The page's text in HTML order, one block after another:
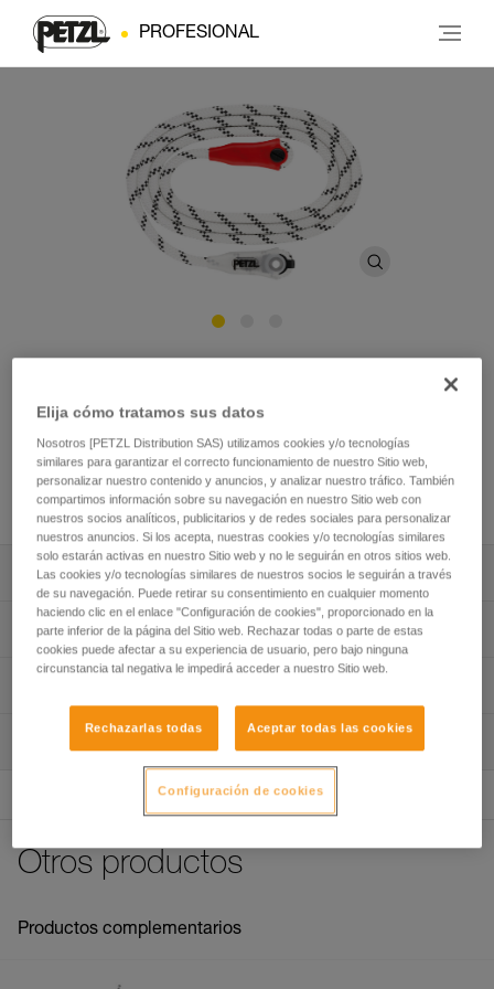
PROFESIONAL
Cuerda de recambio para los elementos de amarre
GRILLON disponibles en siete longitudes.
Descripción
Siete longitudes a escoger:
- Longitudes de 2, 3, 4 y 5 metros para los elementos de
amarre GRILLON destinados al posicionamiento en el
- Longitudes de 5, 10, 15 y 20 metros para los elementos
de amarre GRILLON destinados a las líneas de seguridad.
colores: blanco y amarillo o negro.
Compatible con los elementos de amarre comercializados
- L52 (comercializados antes de 2018).
- L052 (comercializados a partir de 2018).
Características técnicas
Referencia : L052FA00
Colores : blanco/amarillo
Garantía : 3 Años
Longitud : 3 m
Colores : blanco/amarillo
Pack : 1
Ficha técnica
Descargar el pdf technical-notice-GRILLON-3
Ver todo el contenido técnico
Otros productos
Productos complementarios
Elija cómo tratamos sus datos
Nosotros [PETZL Distribution SAS) utilizamos cookies y/o tecnologías
similares para garantizar el correcto funcionamiento de nuestro Sitio web,
personalizar nuestro contenido y anuncios, y analizar nuestro tráfico. También
compartimos información sobre su navegación en nuestro Sitio web con
nuestros socios analíticos, publicitarios y de redes sociales para personalizar
nuestros anuncios. Si los acepta, nuestras cookies y/o tecnologías similares
solo estarán activas en nuestro Sitio web y no le seguirán en otros sitios web.
Las cookies y/o tecnologías similares de nuestros socios le seguirán a través
de su navegación. Puede retirar su consentimiento en cualquier momento
haciendo clic en el enlace "Configuración de cookies", proporcionado en la
parte inferior de la página del Sitio web. Rechazar todas o parte de estas
cookies puede afectar a su experiencia de usuario, pero bajo ninguna
circunstancia tal negativa le impedirá acceder a nuestro Sitio web.
Rechazarlas todas Aceptar todas las cookies
Configuración de cookies